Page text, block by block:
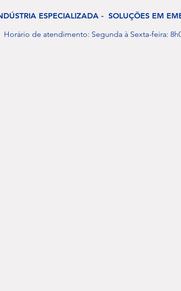
ESPECIALIZADA - SOLUÇÕES EM
Horário de atendimento: Segunda à Sexta-feira: